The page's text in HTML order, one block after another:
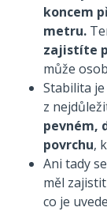
koncem
metru.
zajistíte
může
Stabilita
z
pevném,
povrchu,
Ani tady
měl
co je